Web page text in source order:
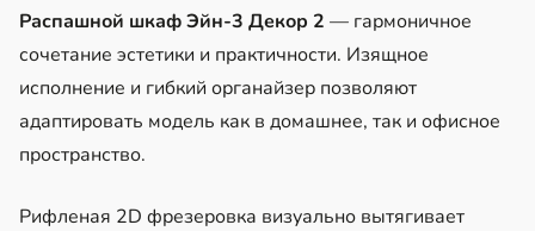
Распашной шкаф Эйн-3 Декор 2 — гармоничное
сочетание эстетики и практичности. Изящное
исполнение и гибкий органайзер позволяют
адаптировать модель как в домашнее, так и офисное
пространство.
Рифленая 2D фрезеровка визуально вытягивает